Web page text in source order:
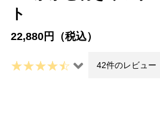
ト
22,880円（税込）
42件のレビュー